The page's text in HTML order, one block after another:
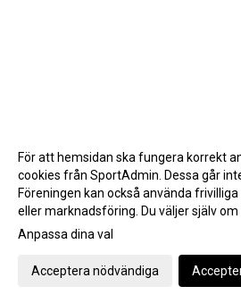
Gå till Webbversion
För att hemsidan ska fungera korrekt
cookies från SportAdmin. Dessa går
Föreningen kan också använda
eller marknadsföring. Du väljer själv om
Anpassa dina val
Acceptera nödvändiga